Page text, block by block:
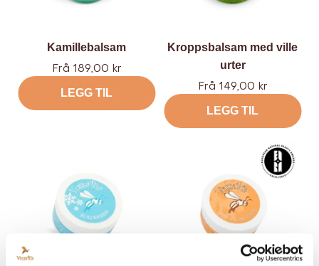
Kamillebalsam
Tilbud
Frå 189,00 kr
LEGG TIL
Kroppsbalsam med ville
urter
Tilbud
Frå 149,00 kr
LEGG TIL